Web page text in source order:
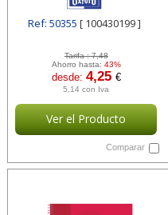
100430199
Ref: 50355 [ 100430199 ]
Tarifa :7,48
Ahorro hasta: 43%
desde: 4,25 €
5,14 con Iva
Ver el Producto
Comparar